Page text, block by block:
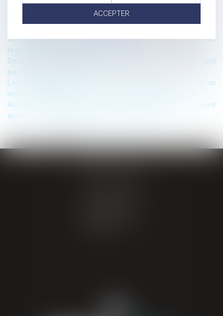
action personnelle soumise à la prescription quinquennale
La preuve du concubinage n’exige pas celle de relations
Loi Morel-Turquois visant à simplifier la sortie de l’indivision et
la gestion des successions vacantes
Deux biens ruraux aux propriétaires différents ne constituent
pas un atout indivisible
Les cautions ne peuvent être condamnées à payer un
montant total plus important que la dette garantie
Absence d’obligation de conseil ou de mise en garde quant
aux risques de l’investissement en cryptoactifs
<< < 1 2 3 4 5 6 7 ... > >>
ACCEPTER